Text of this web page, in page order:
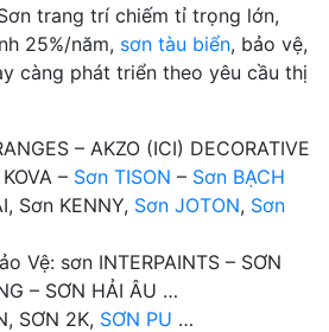
trang trí chiếm tỉ trọng lớn,
25%/năm, sơn tàu biển, bảo vệ,
càng phát triển theo yêu cầu thị
– AKZO (ICI) DECORATIVE
– Sơn TISON – Sơn BẠCH
Sơn KENNY, Sơn JOTON, Sơn
Vệ: sơn INTERPAINTS – SƠN
– SƠN HẢI ÂU …
SƠN 2K, SƠN PU …